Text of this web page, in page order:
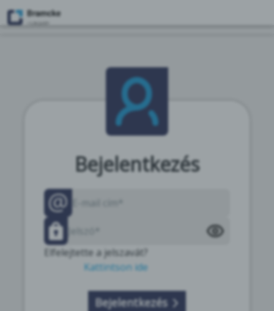
Bejelentkezés
Elfelejtette a jelszavát?
Kattintson ide
Bejelentkezés